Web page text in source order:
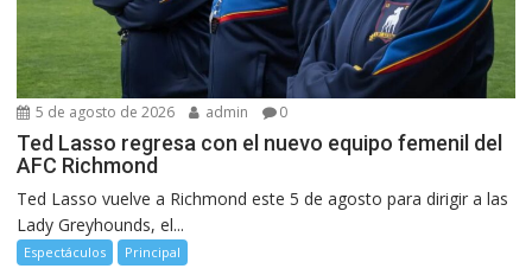
5 de agosto de 2026 admin 0
Ted Lasso regresa con el nuevo equipo femenil del
AFC Richmond
Ted Lasso vuelve a Richmond este 5 de agosto para dirigir a las
Lady Greyhounds, el...
Espectáculos Principal